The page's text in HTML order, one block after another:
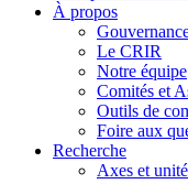
À propos
Le CRIR
Notre équipe
Comités et
Outils de
Foire aux
Recherche
Axes et